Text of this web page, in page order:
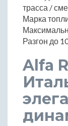
трасса /
Марка
Разгон до
Alfa